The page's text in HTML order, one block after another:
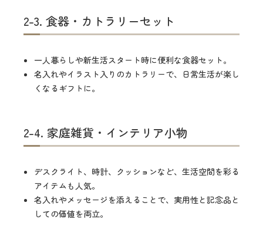
2-3. 食器・カトラリーセット
一人暮らしや新生活スタート時に便利な食器セット。
名入れやイラスト入りのカトラリーで、日常生活が楽し
くなるギフトに。
2-4. 家庭雑貨・インテリア小物
デスクライト、時計、クッションなど、生活空間を彩る
アイテムも人気。
名入れやメッセージを添えることで、実用性と記念品と
しての価値を両立。